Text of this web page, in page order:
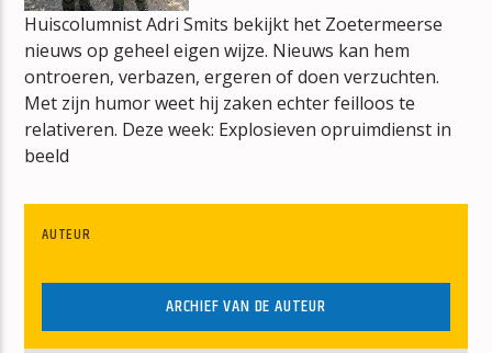
mz-radio
Huiscolumnist Adri Smits bekijkt het Zoetermeerse
nieuws op geheel eigen wijze. Nieuws kan hem
ontroeren, verbazen, ergeren of doen verzuchten.
Met zijn humor weet hij zaken echter feilloos te
relativeren. Deze week: Explosieven opruimdienst in
beeld
AUTEUR
ARCHIEF VAN DE AUTEUR